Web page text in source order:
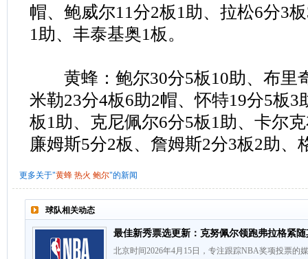
帽、鲍威尔11分2板1助、拉松6分3
1助、丰泰基奥1板。
黄蜂：鲍尔30分5板10助、布里
米勒23分4板6助2帽、怀特19分5板3
板1助、克尼佩尔6分5板1助、卡尔
廉姆斯5分2板、詹姆斯2分3板2助、
更多关于"黄蜂 热火 鲍尔"的新闻
球队相关动态
最佳新秀票选更新：克努佩尔领跑弗拉格紧随
北京时间2026年4月15日，专注跟踪NBA奖项投票的